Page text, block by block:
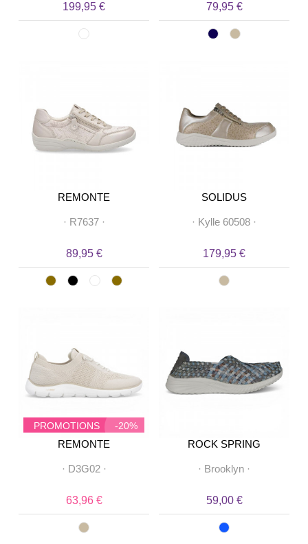
199,95 € 79,95 €
REMONTE
· R7637·
89,95 €
SOLIDUS
· Kylle 60508 ·
179,95 €
PROMOTIONS -20%
REMONTE
· D3G02·
63,96 €
ROCK SPRING
· Brooklyn ·
59,00 €